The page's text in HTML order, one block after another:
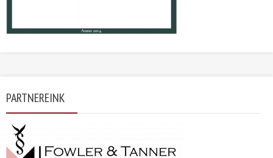
PARTNEREINK